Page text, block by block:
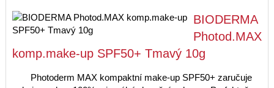
BIODERMA
Photod.MAX
komp.make-up SPF50+ Tmavý 10g
Photoderm MAX kompaktní make-up SPF50+ zaručuje